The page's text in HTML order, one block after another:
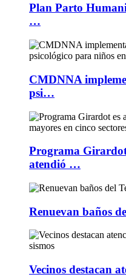
Plan Parto
…
CMDNNA
psi…
Programa
atendió …
Renuevan baños
Vecinos destacan